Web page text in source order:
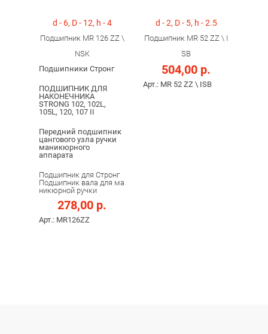
d - 6, D - 12, h - 4
Подшипник MR 126 ZZ \
NSK
Подшипники Стронг
ПОДШИПНИК ДЛЯ
НАКОНЕЧНИКА
STRONG 102, 102L,
105L, 120, 107 II
Передний подшипник
цангового узла ручки
маникюрного
аппарата
Подшипник для Стронг
Подшипник вала для ма
никюрной ручки
278,00 р.
Арт.: MR126ZZ
d - 2, D - 5, h - 2.5
Подшипник MR 52 ZZ \ I
SB
504,00 р.
Арт.: MR 52 ZZ \ ISB